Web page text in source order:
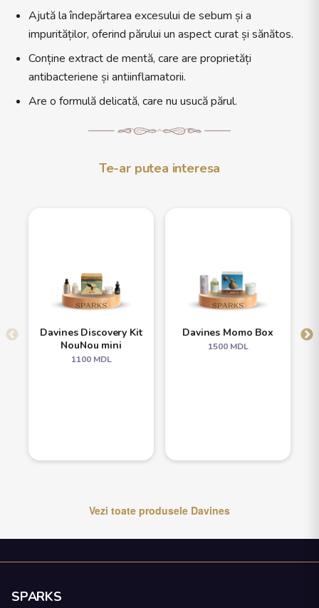
Ajută la îndepărtarea excesului de sebum și a
impurităților, oferind părului un aspect curat și sănătos.
Conține extract de mentă, care are proprietăți
antibacteriene și antiinflamatorii.
Are o formulă delicată, care nu usucă părul.
Te-ar putea interesa
Davines Discovery Kit
NouNou mini
1100MDL
Davines Momo Box
1500MDL
Vezi toate produsele Davines
SPARKS